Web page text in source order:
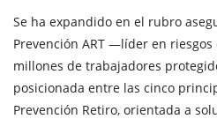
Se ha expandido en el rubro
Prevención ART —líder en
millones de trabajadores
posicionada entre las cinco
Prevención Retiro, orientada a